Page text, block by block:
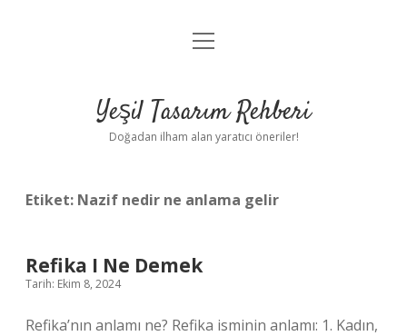
Anasayfa
Yasal Uyarı
menüyü
Yeşil Tasarım Rehberi
Doğadan ilham alan yaratıcı öneriler!
Etiket: Nazif nedir ne anlama gelir
Refika I Ne Demek
Tarih: Ekim 8, 2024
Refika’nın anlamı ne? Refika isminin anlamı: 1. Kadın,